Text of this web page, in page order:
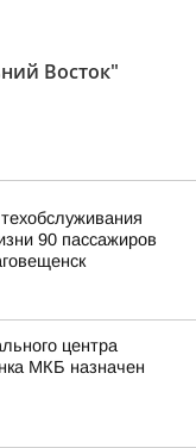
Восток"
90 пассажиров
центра
МКБ назначен